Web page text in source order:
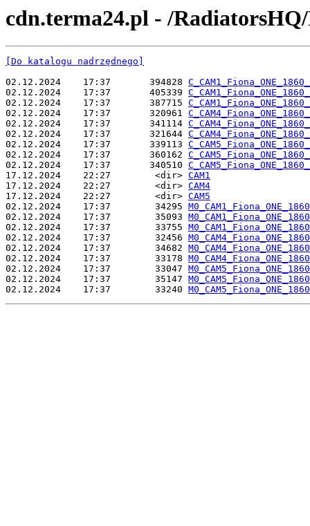
cdn.terma24.pl - /
[Do katalogu nadrzędnego]
02.12.2024    17:37       394828
02.12.2024    17:37       405339
02.12.2024    17:37       387715
02.12.2024    17:37       320961
02.12.2024    17:37       341114
02.12.2024    17:37       321644
02.12.2024    17:37       339113
02.12.2024    17:37       360162
02.12.2024    17:37       340510
17.12.2024    22:27        <dir> CAM1
17.12.2024    22:27        <dir> CAM4
17.12.2024    22:27        <dir> CAM5
02.12.2024    17:37        34295
02.12.2024    17:37        35093
02.12.2024    17:37        33755
02.12.2024    17:37        32456
02.12.2024    17:37        34682
02.12.2024    17:37        33178
02.12.2024    17:37        33047
02.12.2024    17:37        35147
02.12.2024    17:37        33240